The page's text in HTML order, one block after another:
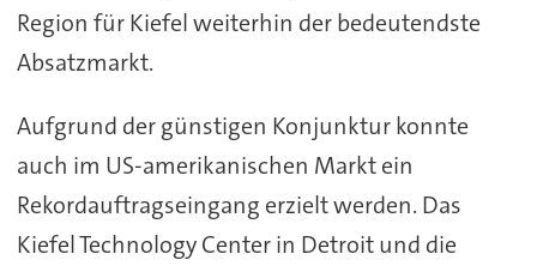
Region für Kiefel weiterhin der bedeutendste
Absatzmarkt.
Aufgrund der günstigen Konjunktur konnte
auch im US-amerikanischen Markt ein
Rekordauftragseingang erzielt werden. Das
Kiefel Technology Center in Detroit und die